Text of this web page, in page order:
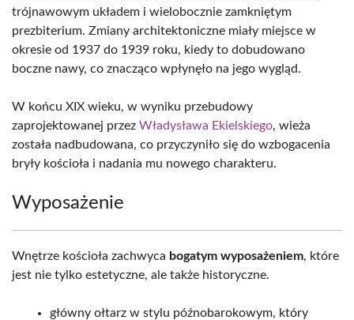
trójnawowym układem i wielobocznie zamkniętym
prezbiterium. Zmiany architektoniczne miały miejsce w
okresie od 1937 do 1939 roku, kiedy to dobudowano
boczne nawy, co znacząco wpłynęło na jego wygląd.
W końcu XIX wieku, w wyniku przebudowy
zaprojektowanej przez Władysława Ekielskiego, wieża
została nadbudowana, co przyczyniło się do wzbogacenia
bryły kościoła i nadania mu nowego charakteru.
Wyposażenie
Wnętrze kościoła zachwyca bogatym wyposażeniem, które
jest nie tylko estetyczne, ale także historyczne.
główny ołtarz w stylu późnobarokowym, który